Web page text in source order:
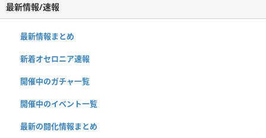
最新情報/速報
最新情報まとめ
新着オセロニア速報
開催中のガチャ一覧
開催中のイベント一覧
最新の闘化情報まとめ